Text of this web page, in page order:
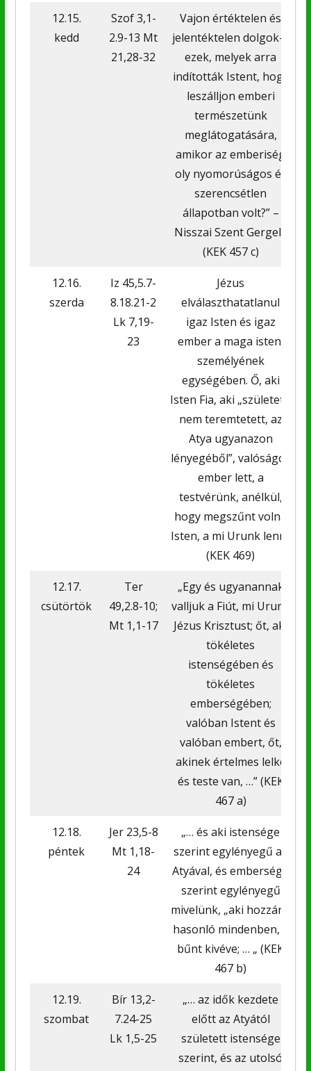
12.15.
kedd
Szof 3,1-
2.9-13 Mt
21,28-32
Vajon értéktelen és
jelentéktelen dolgok-e
ezek, melyek arra
indították Istent, hogy
leszálljon emberi
természetünk
meglátogatására,
amikor az emberiség
oly nyomorúságos és
szerencsétlen
állapotban volt?” –
Nisszai Szent Gergely
(KEK 457 c)
12.16.
szerda
Iz 45,5.7-
8.18.21-2
Lk 7,19-
23
Jézus
elválaszthatatlanul
igaz Isten és igaz
ember a maga isteni
személyének
egységében. Ő, aki
Isten Fia, aki „született,
nem teremtetett, az
Atya ugyanazon
lényegéből”, valóságos
ember lett, a
testvérünk, anélkül,
hogy megszűnt volna
Isten, a mi Urunk lenni.
(KEK 469)
12.17.
csütörtök
Ter
49,2.8-10;
Mt 1,1-17
„Egy és ugyanannak
valljuk a Fiút, mi Urunk
Jézus Krisztust; őt, aki
tökéletes
istenségében és
tökéletes
emberségében;
valóban Istent és
valóban embert, őt,
akinek értelmes lelke
és teste van, …” (KEK
467 a)
12.18.
péntek
Jer 23,5-8
Mt 1,18-
24
„… és aki istensége
szerint egylényegű az
Atyával, és embersége
szerint egylényegű
mivelünk, „aki hozzánk
hasonló mindenben, a
bűnt kivéve; … „ (KEK
467 b)
12.19.
szombat
Bír 13,2-
7.24-25
Lk 1,5-25
„… az idők kezdete
előtt az Atyától
született istensége
szerint, és az utolsó